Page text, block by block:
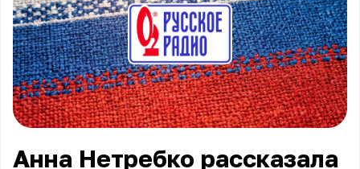
Анна Нетребко рассказала